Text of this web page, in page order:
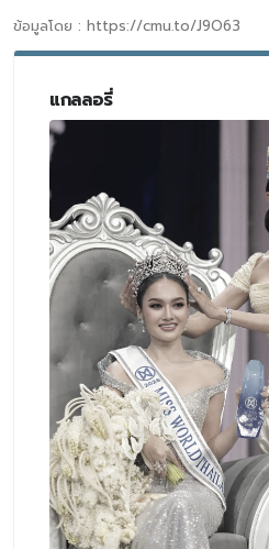
ข้อมูลโดย : https://cmu.to/J9O63
แกลลอรี่